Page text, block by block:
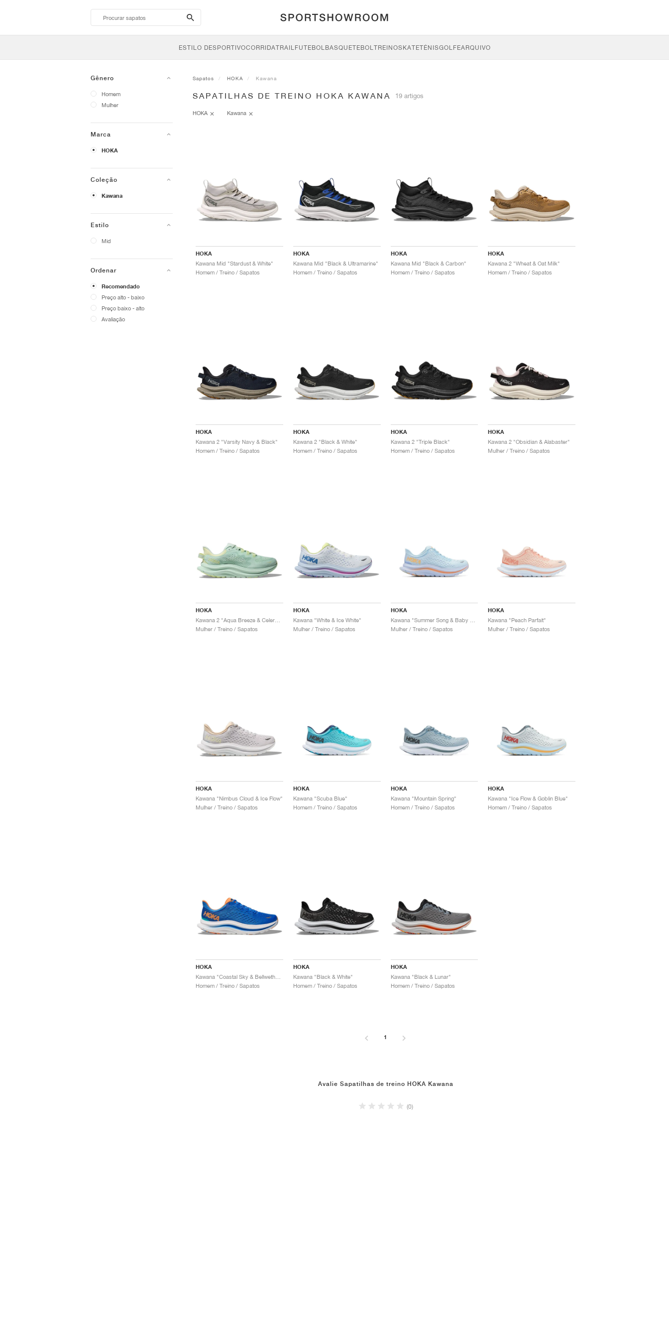
search-
btn
ESTILO DESPORTIVOCORRIDATRAILFUTEBOLBASQUETEBOLTREINOSKATETÉNISGOLFEARQUIVO
Gênero
Homem
Mulher
Marca
HOKA
Coleção
Kawana
Estilo
Mid
Ordenar
Recomendado
Preço alto - baixo
Preço baixo - alto
Avaliação
Sapatos HOKA Kawana
SAPATILHAS DE TREINO HOKA KAWANA 19 artigos
HOKA Kawana
HOKA
Kawana Mid "Stardust & White"
Homem / Treino / Sapatos
HOKA
Kawana Mid "Black & Ultramarine"
Homem / Treino / Sapatos
HOKA
Kawana Mid "Black & Carbon"
Homem / Treino / Sapatos
HOKA
Kawana 2 "Wheat & Oat Milk"
Homem / Treino / Sapatos
HOKA
Kawana 2 "Varsity Navy & Black"
Homem / Treino / Sapatos
HOKA
Kawana 2 "Black & White"
Homem / Treino / Sapatos
HOKA
Kawana 2 "Triple Black"
Homem / Treino / Sapatos
HOKA
Kawana 2 "Obsidian & Alabaster"
Mulher / Treino / Sapatos
HOKA
Mulher / Treino / Sapatos
HOKA
Kawana "White & Ice White"
Mulher / Treino / Sapatos
HOKA
Mulher / Treino / Sapatos
HOKA
Kawana "Peach Parfait"
Mulher / Treino / Sapatos
HOKA
Kawana "Nimbus Cloud & Ice Flow"
Mulher / Treino / Sapatos
HOKA
Kawana "Scuba Blue"
Homem / Treino / Sapatos
HOKA
Kawana "Mountain Spring"
Homem / Treino / Sapatos
HOKA
Kawana "Ice Flow & Goblin Blue"
Homem / Treino / Sapatos
HOKA
Homem / Treino / Sapatos
HOKA
Kawana "Black & White"
Homem / Treino / Sapatos
HOKA
Kawana "Black & Lunar"
Homem / Treino / Sapatos
1
Avalie Sapatilhas de treino HOKA Kawana
(0)